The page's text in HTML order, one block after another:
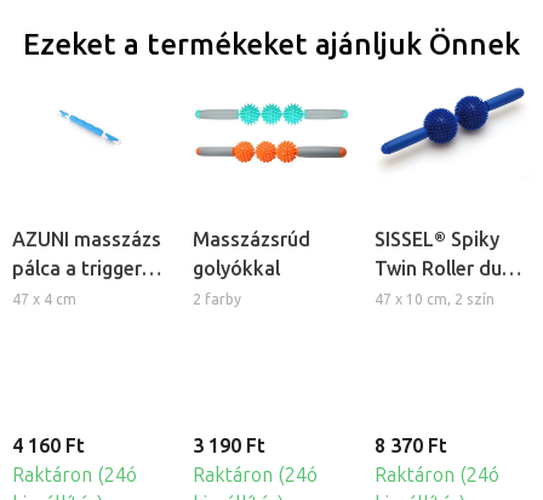
Ezeket a termékeket ajánljuk Önnek
AZUNI masszázs
pálca a trigger
pontok
47 x 4 cm
4 160 Ft
Raktáron (24ó
Masszázsrúd
golyókkal
2 farby
3 190 Ft
Raktáron (24ó
SISSEL® Spiky
Twin Roller dupla
tüskés
47 x 10 cm, 2 szín
8 370 Ft
Raktáron (24ó